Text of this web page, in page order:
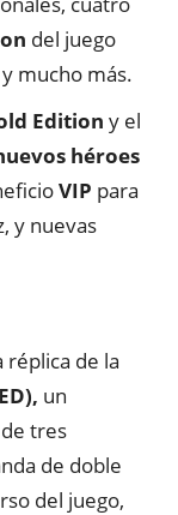
del juego
mucho más.
Edition y el
héroes
VIP para
y nuevas
réplica de la
un
tres
de doble
del juego,